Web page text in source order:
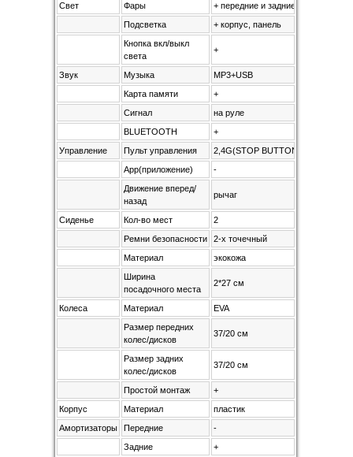
Свет Фары
+ передние и задние
Подсветка
+ корпус, панель
Кнопка вкл/выкл
света
+
Звук Музыка
MP3+USB
Карта памяти
+
Сигнал
на руле
BLUETOOTH
+
Управление
Пульт управления
2,4G(STOP BUTTON)
App(приложение)
-
Движение вперед/
назад
рычаг
Сиденье Кол-во мест
2
Ремни безопасности
2-х точечный
Материал
экокожа
Ширина
посадочного места
2*27 см
Колеса Материал
EVA
Размер передних
колес/дисков
37/20 см
Размер задних
колес/дисков
37/20 см
Простой монтаж
+
Корпус
Материал
пластик
Амортизаторы
Передние
-
Задние
+